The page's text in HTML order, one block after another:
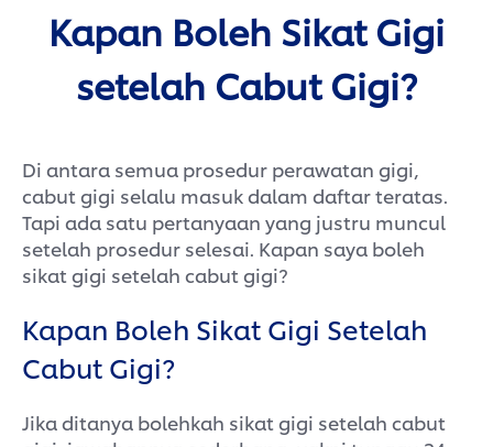
Pepsodent Ultra White
Tanya Dokter Gigi
Kapan Boleh Sikat Gigi
setelah Cabut Gigi?
Di antara semua prosedur perawatan gigi,
cabut gigi selalu masuk dalam daftar teratas.
Tapi ada satu pertanyaan yang justru muncul
setelah prosedur selesai. Kapan saya boleh
sikat gigi setelah cabut gigi?
Kapan Boleh Sikat Gigi Setelah
Cabut Gigi?
Jika ditanya bolehkah sikat gigi setelah cabut